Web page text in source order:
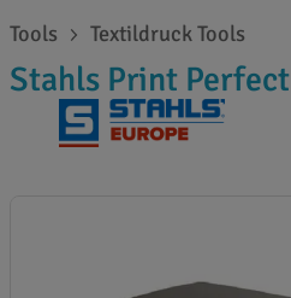
Tools Textildruck Tools
Stahls Print